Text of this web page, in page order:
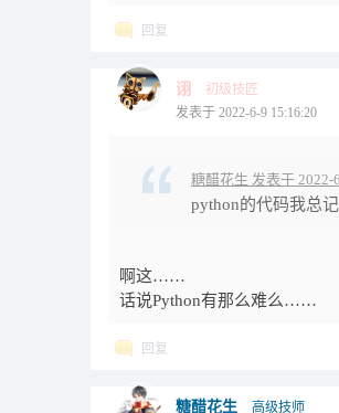
回复
诩
初级技匠
发表于 2022-6-9 15:16:20
糖醋花生 发表于 2022-
python的代码我总
啊这……
话说Python有那么难么……
回复
糖醋花生
高级技师